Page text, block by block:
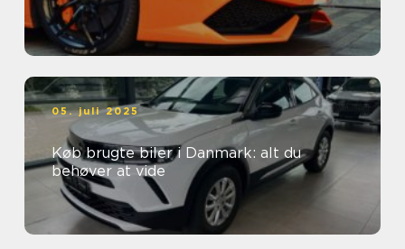
05. juli 2025
Køb brugte biler i Danmark: alt du
behøver at vide